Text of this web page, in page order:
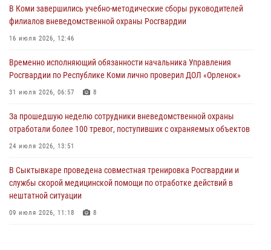
02 августа 2026, 06:17
В Койгородском районе местный житель обратился в Росгвардию
31 июля 2026, 10:55
Временно исполняющий обязанности начальника Управления
31 июля 2026, 06:57 8
В Усинске росгвардейцы оперативно отработали план «Квартал»
В Коми завершились учебно-методические сборы руководителей
филиалов вневедомственной охраны Росгвардии
16 июля 2026, 12:46
Временно исполняющий обязанности начальника Управления
Росгвардии по Республике Коми лично проверил ДОЛ «Орленок»
31 июля 2026, 06:57 8
За прошедшую неделю сотрудники вневедомственной охраны
отработали более 100 тревог, поступивших с охраняемых объектов
24 июля 2026, 13:51
В Сыктывкаре проведена совместная тренировка Росгвардии и
службы скорой медицинской помощи по отработке действий в
нештатной ситуации
09 июля 2026, 11:18 8